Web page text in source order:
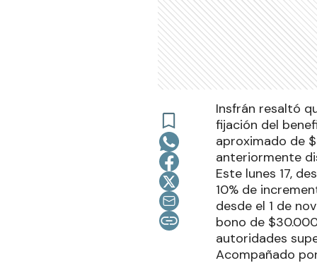
Insfrán resaltó
fijación del
aproximado de
anteriormente
Este lunes 17,
10% de
desde el 1 de
bono de
autoridades
Acompañado